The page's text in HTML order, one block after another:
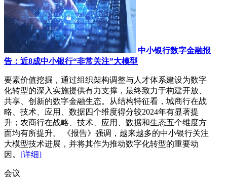
中小银行数字金融报
告：近8成中小银行“非常关注”大模型
要素价值挖掘，通过组织架构调整与人才体系建设为数字
化转型的深入实施提供有力支撑，最终致力于构建开放、
共享、创新的数字金融生态。从结构特征看，城商行在战
略、技术、应用、数据四个维度得分较2024年有显著提
升；农商行在战略、技术、应用、数据和生态五个维度方
面均有所提升。 《报告》强调，越来越多的中小银行关注
大模型技术进展，并将其作为推动数字化转型的重要动
因。 [详细]
会议